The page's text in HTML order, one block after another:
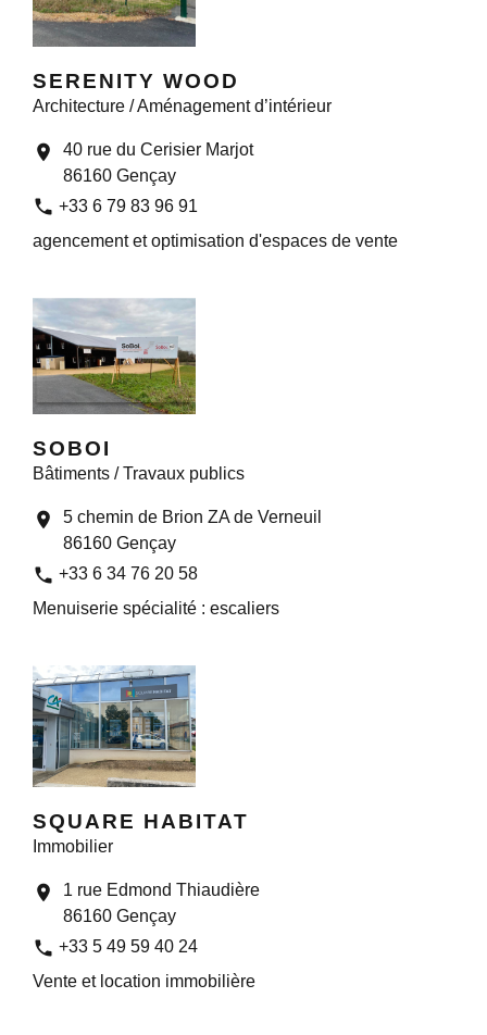
SERENITY WOOD
Architecture / Aménagement d’intérieur
location_on
40 rue du Cerisier Marjot
86160 Gençay
phone +33 6 79 83 96 91
agencement et optimisation d'espaces de vente
SOBOI
Bâtiments / Travaux publics
location_on
5 chemin de Brion ZA de Verneuil
86160 Gençay
phone +33 6 34 76 20 58
Menuiserie spécialité : escaliers
SQUARE HABITAT
Immobilier
location_on
1 rue Edmond Thiaudière
86160 Gençay
phone +33 5 49 59 40 24
Vente et location immobilière